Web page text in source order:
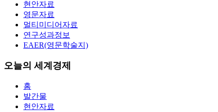
현안자료
영문자료
멀티미디어자료
연구성과정보
EAER(영문학술지)
오늘의 세계경제
홈
발간물
현안자료